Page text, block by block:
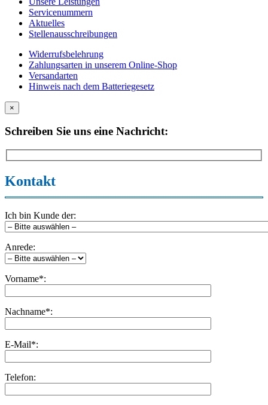
Servicenummern
Aktuelles
Stellenausschreibungen
Widerrufsbelehrung
Zahlungsarten in unserem Online-Shop
Versandarten
Hinweis nach dem Batteriegesetz
×
Schreiben Sie uns eine Nachricht:
Kontakt
Ich bin Kunde der:
Anrede:
Vorname*:
Nachname*:
E-Mail*:
Telefon: